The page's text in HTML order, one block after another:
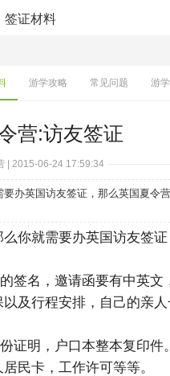
签证材料
游学攻略 常见问题 游
营:访友签证
| 2015-06-24 17:59:34
办英国访友签证，那么英国夏令
你就需要办英国访友签
签名，邀请函要有中英文
及行程安排，自己的亲
证明，户口本整本复印件
民卡，工作许可等等。